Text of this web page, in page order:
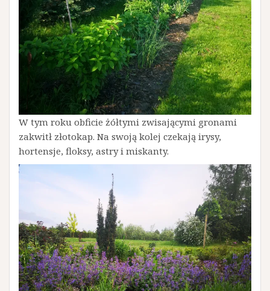
W tym roku obficie żółtymi zwisającymi gronami
zakwitł złotokap. Na swoją kolej czekają irysy,
hortensje, floksy, astry i miskanty.